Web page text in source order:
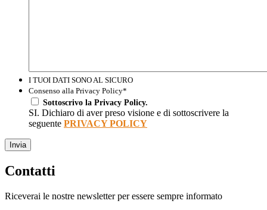
I TUOI DATI SONO AL SICURO
Consenso alla Privacy Policy*
Sottoscrivo la Privacy Policy.
SI. Dichiaro di aver preso visione e di sottoscrivere la
seguente PRIVACY POLICY
Invia
Contatti
Riceverai le nostre newsletter per essere sempre informato